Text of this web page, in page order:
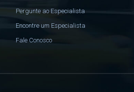
Pergunte ao Especialista
Encontre um Especialista
Fale Conosco